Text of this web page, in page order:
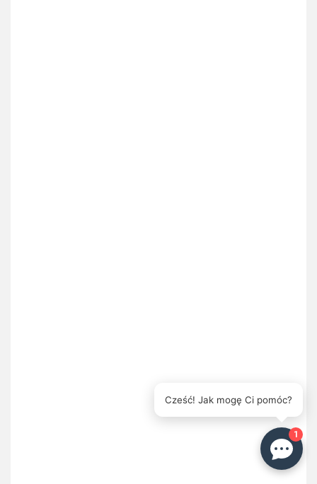
Cześć! Jak mogę Ci pomóc?
1